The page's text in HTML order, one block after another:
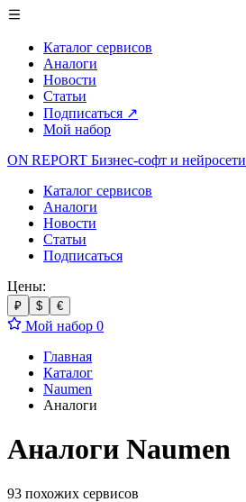
Каталог сервисов
Аналоги
Новости
Статьи
Подписаться ↗
Мой набор
ON REPORT Бизнес-софт и нейросети
Каталог сервисов
Аналоги
Новости
Статьи
Подписаться
Цены:
₽ $ €
Мой набор 0
Главная
Каталог
Naumen
Аналоги
Аналоги Naumen
93 похожих сервисов